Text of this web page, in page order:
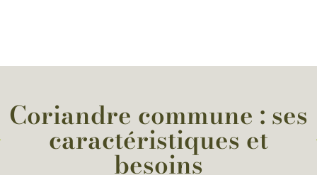
Coriandre commune : ses
caractéristiques et
besoins